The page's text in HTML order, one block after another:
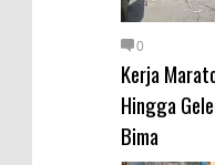
0
Kerja
Hingga
Bima